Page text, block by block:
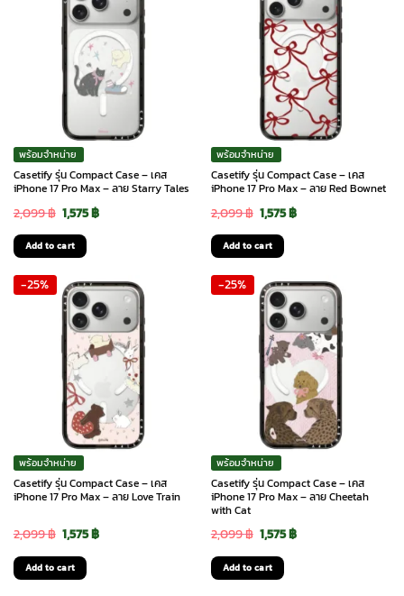
พร้อมจำหน่าย
Casetify รุ่น Compact Case – เคส
iPhone 17 Pro Max – ลาย Starry Tales
2,099฿ Original
price
was:
2,099 ฿.
1,575฿Current
1,575 ฿.
Add to cart
พร้อมจำหน่าย
Casetify รุ่น Compact Case – เคส
iPhone 17 Pro Max – ลาย Red Bownet
2,099฿ Original
price
was:
2,099 ฿.
1,575฿Current
1,575 ฿.
Add to cart
-25%
พร้อมจำหน่าย
Casetify รุ่น Compact Case – เคส
iPhone 17 Pro Max – ลาย Love Train
2,099฿ Original
price
was:
1,575฿Current
Add to cart
-25%
พร้อมจำหน่าย
Casetify รุ่น Compact Case – เคส
iPhone 17 Pro Max – ลาย Cheetah
with Cat
2,099฿ Original
price
was:
1,575฿Current
Add to cart